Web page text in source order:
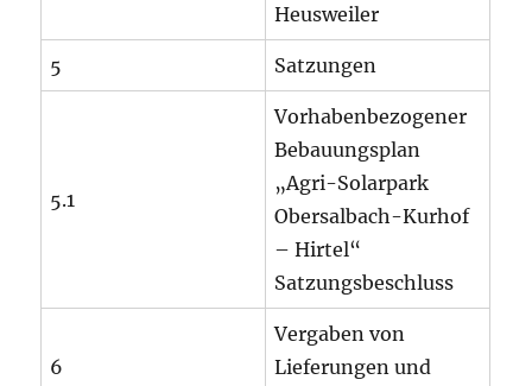
Heusweiler
5 Satzungen
5.1
Vorhabenbezogener
Bebauungsplan
„Agri-Solarpark
Obersalbach-Kurhof
– Hirtel“
Satzungsbeschluss
6
Vergaben von
Lieferungen und